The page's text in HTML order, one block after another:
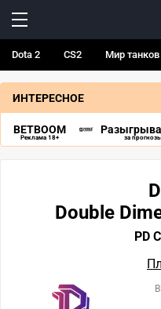
Dota 2 CS2 Мир танков
ИНТЕРЕСНОЕ
BETBOOM
Реклама 18+ за
Double
PD